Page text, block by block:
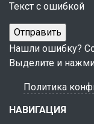
Текст с ошибкой
Нашли ошибку?
Выделите и
Политика
НАВИГАЦИЯ